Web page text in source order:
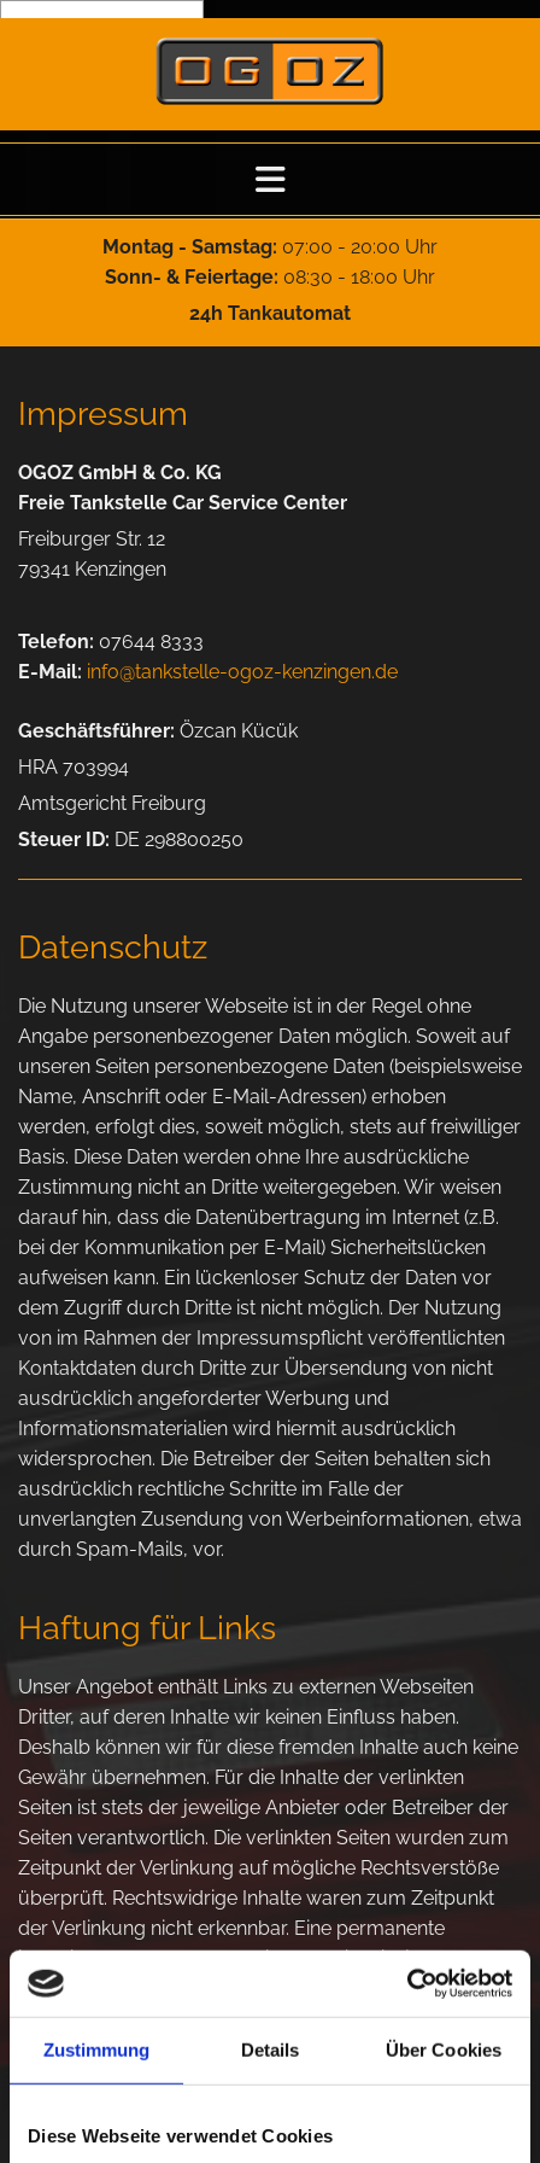
Zustimmung Details Über Cookies
Diese Webseite verwendet Cookies
Zum Inhalt springen
Montag - Samstag: 07:00 - 20:00 Uhr
Sonn- & Feiertage: 08:30 - 18:00 Uhr
24h Tankautomat
Impressum
OGOZ GmbH & Co. KG
Freie Tankstelle Car Service Center
Freiburger Str. 12
79341 Kenzingen
Telefon: 07644 8333
E-Mail: info@tankstelle-ogoz-kenzingen.de
Geschäftsführer: Özcan Kücük
HRA 703994
Amtsgericht Freiburg
Steuer ID: DE 298800250
Datenschutz
Die Nutzung unserer Webseite ist in der Regel ohne
Angabe personenbezogener Daten möglich. Soweit auf
unseren Seiten personenbezogene Daten (beispielsweise
Name, Anschrift oder E-Mail-Adressen) erhoben
werden, erfolgt dies, soweit möglich, stets auf freiwilliger
Basis. Diese Daten werden ohne Ihre ausdrückliche
Zustimmung nicht an Dritte weitergegeben. Wir weisen
darauf hin, dass die Datenübertragung im Internet (z.B.
bei der Kommunikation per E-Mail) Sicherheitslücken
aufweisen kann. Ein lückenloser Schutz der Daten vor
dem Zugriff durch Dritte ist nicht möglich. Der Nutzung
von im Rahmen der Impressumspflicht veröffentlichten
Kontaktdaten durch Dritte zur Übersendung von nicht
ausdrücklich angeforderter Werbung und
Informationsmaterialien wird hiermit ausdrücklich
widersprochen. Die Betreiber der Seiten behalten sich
ausdrücklich rechtliche Schritte im Falle der
unverlangten Zusendung von Werbeinformationen, etwa
durch Spam-Mails, vor.
Haftung für Links
Unser Angebot enthält Links zu externen Webseiten
Dritter, auf deren Inhalte wir keinen Einfluss haben.
Deshalb können wir für diese fremden Inhalte auch keine
Gewähr übernehmen. Für die Inhalte der verlinkten
Seiten ist stets der jeweilige Anbieter oder Betreiber der
Seiten verantwortlich. Die verlinkten Seiten wurden zum
Zeitpunkt der Verlinkung auf mögliche Rechtsverstöße
überprüft. Rechtswidrige Inhalte waren zum Zeitpunkt
der Verlinkung nicht erkennbar. Eine permanente
konkrete Anhaltspunkte einer Rechtsverletzung nicht
zumutbar. Bei Bekanntwerden von Rechtsverletzungen
werden wir derartige Links umgehend entfernen.
Datenschutzerklärung für die